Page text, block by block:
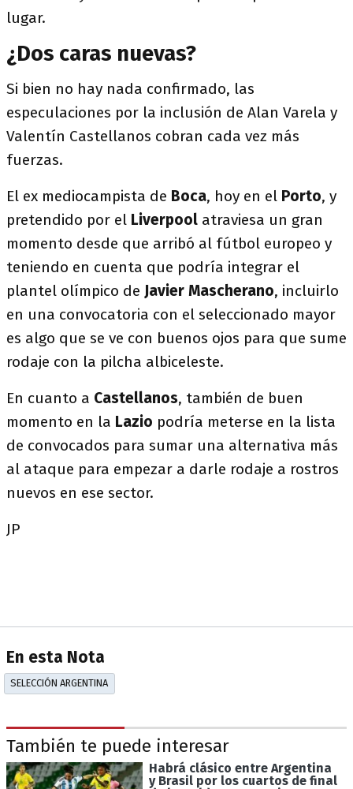
lugar.
¿Dos caras nuevas?
Si bien no hay nada confirmado, las
especulaciones por la inclusión de Alan Varela y
Valentín Castellanos cobran cada vez más
fuerzas.
El ex mediocampista de Boca, hoy en el Porto, y
pretendido por el Liverpool atraviesa un gran
momento desde que arribó al fútbol europeo y
teniendo en cuenta que podría integrar el
plantel olímpico de Javier Mascherano, incluirlo
en una convocatoria con el seleccionado mayor
es algo que se ve con buenos ojos para que sume
rodaje con la pilcha albiceleste.
En cuanto a Castellanos, también de buen
momento en la Lazio podría meterse en la lista
de convocados para sumar una alternativa más
al ataque para empezar a darle rodaje a rostros
nuevos en ese sector.
JP
En esta Nota
SELECCIÓN ARGENTINA
También te puede interesar
Habrá clásico entre Argentina
y Brasil por los cuartos de final